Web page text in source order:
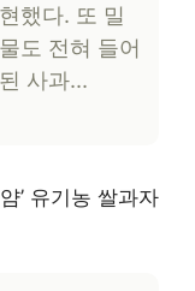
했다. 또 밀
도 전혀 들어
사과…
’ 유기농 쌀과자